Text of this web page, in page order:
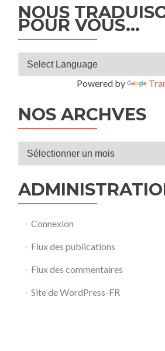
NOUS
POUR VOUS…
Powered by
NOS ARCHVES
Nos
Connexion
Flux des publications
Flux des commentaires
Site de WordPress-FR